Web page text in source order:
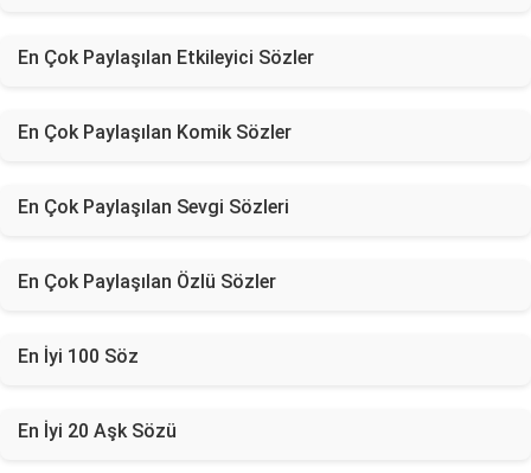
En Çok Paylaşılan Etkileyici Sözler
En Çok Paylaşılan Komik Sözler
En Çok Paylaşılan Sevgi Sözleri
En Çok Paylaşılan Özlü Sözler
En İyi 100 Söz
En İyi 20 Aşk Sözü